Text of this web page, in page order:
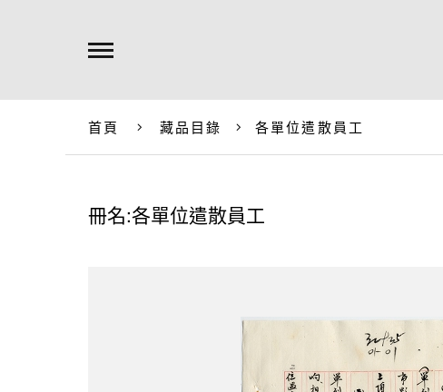
首頁 藏品目錄 各單位遣散員工
冊名:各單位遣散員工